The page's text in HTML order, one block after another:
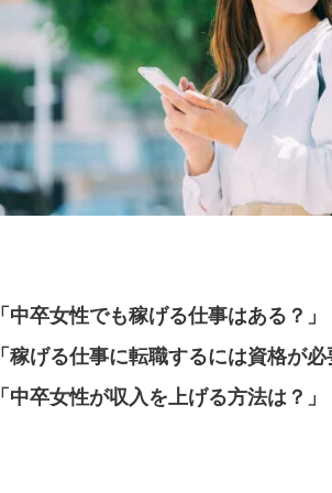
「中卒女性でも稼げる仕事はある？」
「稼げる仕事に転職するには資格が
「中卒女性が収入を上げる方法は？」